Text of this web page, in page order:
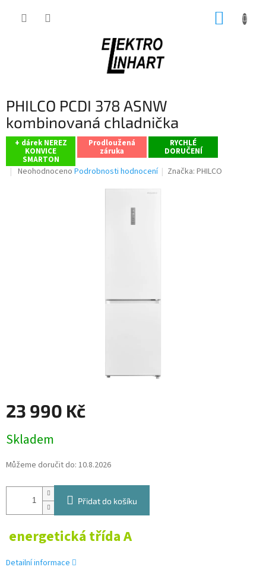
PHILCO PCDI 378 ASNW
kombinovaná chladnička
+ dárek NEREZ
KONVICE
SMARTON
Prodloužená
záruka
RYCHLÉ
DORUČENÍ
Průměrné
Neohodnoceno Podrobnosti hodnocení Značka:PHILCO
23 990 Kč
cena:
Skladem
Můžeme doručit do: 10.8.2026
Přidat do košíku
energetická třída A
Detailní informace